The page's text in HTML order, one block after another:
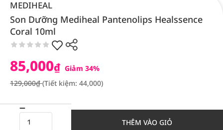
MEDIHEAL
Son Dưỡng Mediheal Pantenolips Healssence
Coral 10ml
85,000₫ Giảm 34%
129,000₫(Tiết kiệm: 44,000)
THÊM VÀO GIỎ